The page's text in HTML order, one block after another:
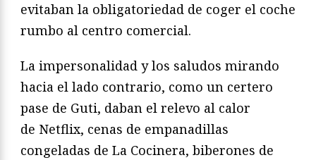
evitaban la obligatoriedad de coger el coche
rumbo al centro comercial.
La impersonalidad y los saludos mirando
hacia el lado contrario, como un certero
pase de Guti, daban el relevo al calor
de Netflix, cenas de empanadillas
congeladas de La Cocinera, biberones de